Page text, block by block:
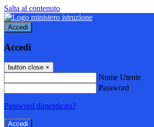
Salta al contenuto
Accedi
Accedi
button close ×
Nome Utente
Password
Password dimenticata?